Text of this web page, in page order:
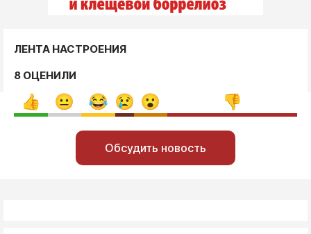
ЛЕНТА НАСТРОЕНИЯ
8 ОЦЕНИЛИ
Обсудить новость